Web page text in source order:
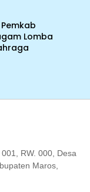
Lomba
RW. 000, Desa
Maros,